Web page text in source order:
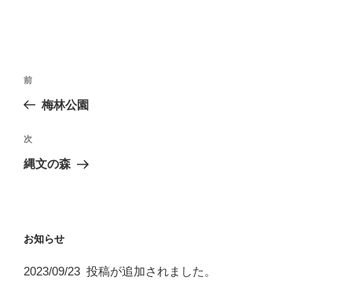
投
ビ
ゲ
ン
前
の
稿
前
梅林公園
次
の
次
縄文の森
お知らせ
2023/09/23 投稿が追加されました。